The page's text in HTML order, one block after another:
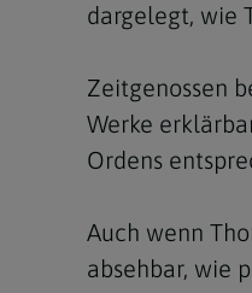
dargelegt, wie
Zeitgenossen
Werke
Ordens
Auch wenn
absehbar, wie